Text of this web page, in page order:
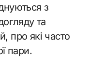
з
та
про які часто
пари.